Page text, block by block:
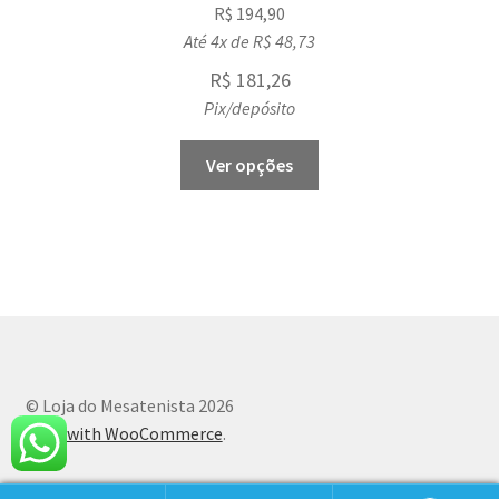
R$ 194,90
Até 4x de R$48,73
R$ 181,26
Pix/depósito
Ver opções
product
© Loja do Mesatenista 2026
Built with WooCommerce.